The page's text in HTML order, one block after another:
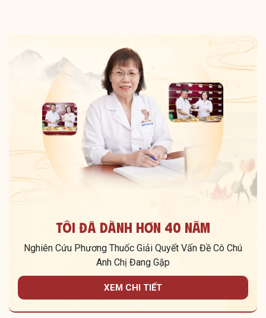
Tôi Đã Dành Hơn 40 Năm
Nghiên Cứu Phương Thuốc Giải Quyết Vấn Đề Cô Chú
Anh Chị Đang Gặp
XEM CHI TIẾT